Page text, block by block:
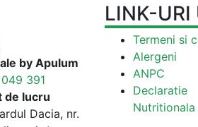
by Apulum
391
de lucru
Dacia, nr.
LINK-URI
Termeni si
Alergeni
ANPC
Declaratie
Nutritionala